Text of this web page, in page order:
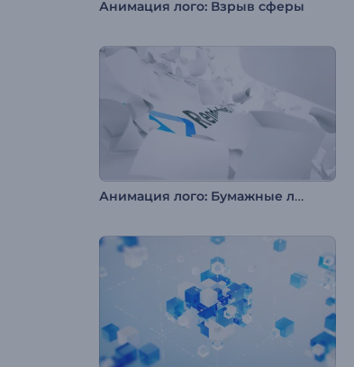
Анимация лого: Взрыв сферы
Анимация лого: Бумажные листы